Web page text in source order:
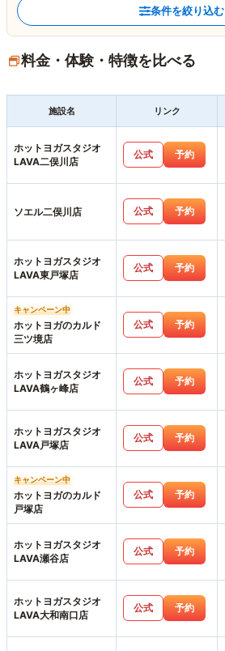
条件を絞り込む
料金・体験・特徴を比べる
施設名 リンク
ホットヨガスタジオ
LAVA二俣川店
公式 予約
ソエル二俣川店 公式 予約
ホットヨガスタジオ
LAVA東戸塚店
公式 予約
キャンペーン中
ホットヨガのカルド
三ツ境店
公式 予約
ホットヨガスタジオ
LAVA鶴ヶ峰店
公式 予約
ホットヨガスタジオ
LAVA戸塚店
公式 予約
キャンペーン中
ホットヨガのカルド
戸塚店
公式 予約
ホットヨガスタジオ
LAVA瀬谷店
公式 予約
ホットヨガスタジオ
LAVA大和南口店
公式 予約